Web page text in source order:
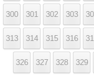
300 301 302 303
313 314 315 316
326 327 328 329